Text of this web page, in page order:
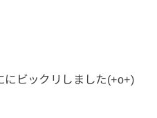
にビックリしました(+o+)